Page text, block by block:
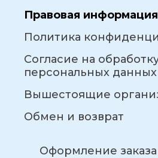
Правовая информация
Политика
Согласие на
персональных данных
Вышестоящие
Обмен и возврат
Оформление заказа